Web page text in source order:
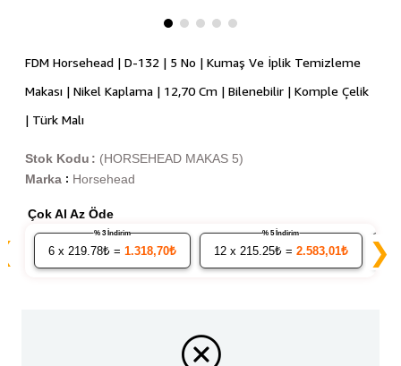
FDM Horsehead | D-132 | 5 No | Kumaş Ve İplik Temizleme
Makası | Nikel Kaplama | 12,70 Cm | Bilenebilir | Komple Çelik
| Türk Malı
(HORSEHEAD MAKAS 5)
Stok Kodu
Marka : Horsehead
Çok Al Az Öde
6x 219.78₺ = 1.318,70₺
% 3 İndirim
12x 215.25₺ = 2.583,01₺
% 5 İndirim
24
❯